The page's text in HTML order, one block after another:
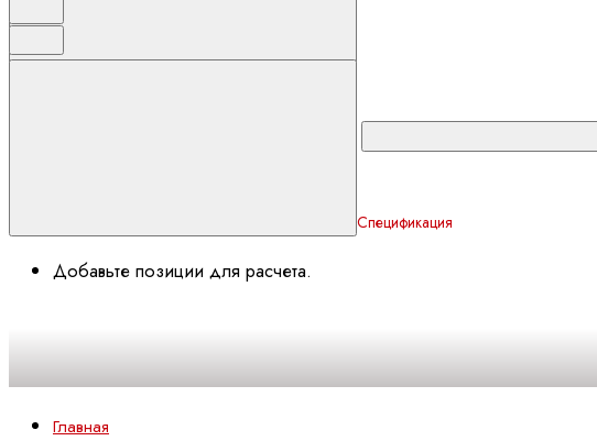
Спецификация
Добавьте позиции для расчета.
Главная